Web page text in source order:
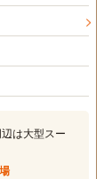
は大型スー